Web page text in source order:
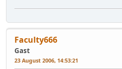
Faculty666
Gast
23 August 2006, 14:53:21